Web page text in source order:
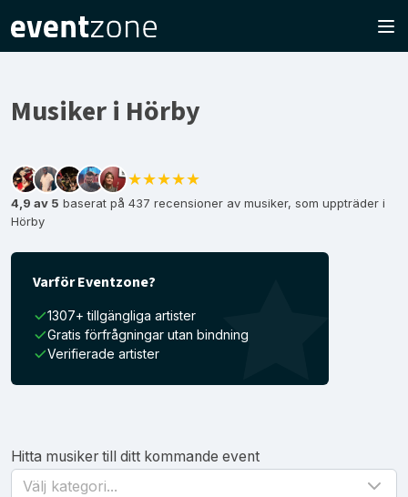
Musiker i Hörby
★★★★★
4,9 av 5 baserat på 437 recensioner av musiker, som uppträder i
Hörby
Varför Eventzone?
1307+ tillgängliga artister
Gratis förfrågningar utan bindning
Verifierade artister
Hitta musiker till ditt kommande event
Välj kategori...